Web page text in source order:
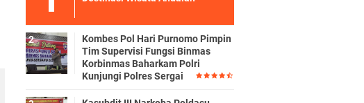
Kombes Pol Hari Purnomo Pimpin
Tim Supervisi Fungsi Binmas
Korbinmas Baharkam Polri
Kunjungi Polres Sergai